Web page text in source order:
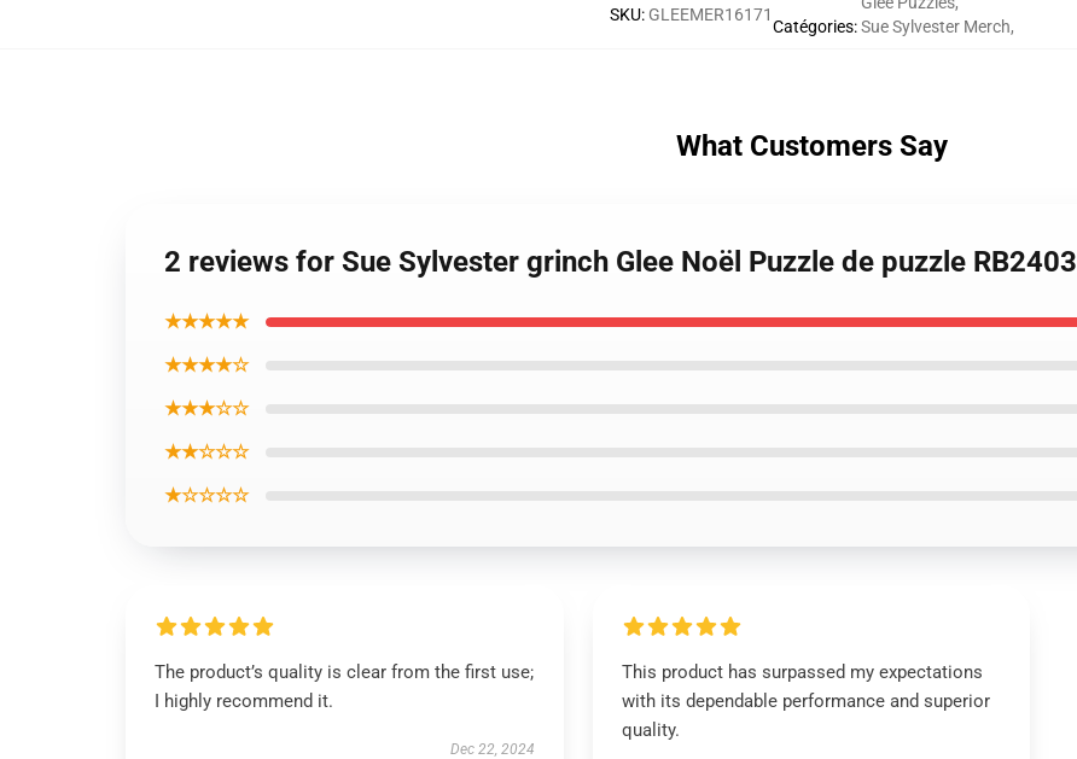
SKU: GLEEMER16171
Catégories:Sue Sylvester Merch,
What Customers Say
2 reviews for Sue Sylvester grinch Glee Noël Puzzle de puzzle RB2403
★★★★★
★★★★☆
★★★☆☆
★★☆☆☆
★☆☆☆☆
The product’s quality is clear from the first use;
I highly recommend it.
Dec 22, 2024
This product has surpassed my expectations
with its dependable performance and superior
quality.